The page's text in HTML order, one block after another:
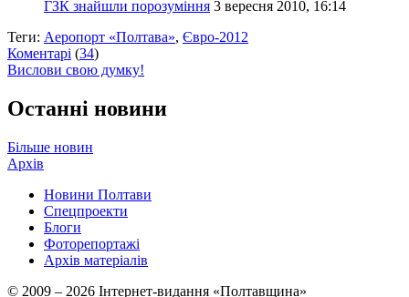
ГЗК знайшли порозуміння 3 вересня 2010, 16:14
Теги: Аеропорт «Полтава», Євро-2012
Коментарі (34)
Вислови свою думку!
Останні новини
Більше новин
Архів
Новини Полтави
Спецпроекти
Блоги
Фоторепортажі
Архів матеріалів
© 2009 – 2026 Інтернет-видання «Полтавщина»